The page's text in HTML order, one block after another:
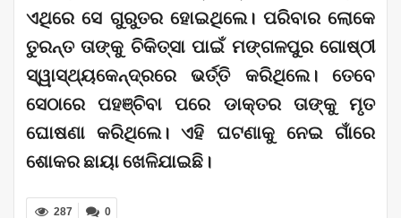
ଏଥିରେ ସେ ଗୁରୁତର ହୋଇଥିଲେ। ପରିବାର ଲୋକେ
ତୁରନ୍ତ ତାଙ୍କୁ ଚିକିତ୍ସା ପାଇଁ ମଙ୍ଗଳପୁର ଗୋଷ୍ଠୀ
ସ୍ୱାସ୍ଥ୍ୟକେନ୍ଦ୍ରରେ ଭର୍ତ୍ତି କରିଥିଲେ। ତେବେ
ସେଠାରେ ପହଞ୍ଚିବା ପରେ ଡାକ୍ତର ତାଙ୍କୁ ମୃତ
ଘୋଷଣା କରିଥିଲେ। ଏହି ଘଟଣାକୁ ନେଇ ଗାଁରେ
ଶୋକର ଛାୟା ଖେଳିଯାଇଛି।
0
287